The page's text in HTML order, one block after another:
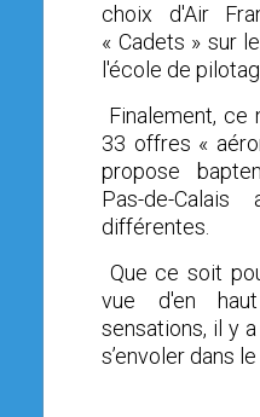
choix d'Air
« Cadets » sur
l'école de
Finalement, ce
33 offres «
propose
Pas-de-Calais
différentes.
Que ce soit
vue d'en
sensations, il y
s’envoler dans